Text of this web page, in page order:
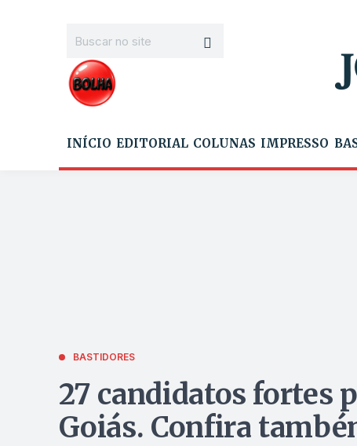
INÍCIO EDITORIAL COLUNAS IMPRESSO
BASTIDORES
27 candidatos fortes
Goiás. Confira